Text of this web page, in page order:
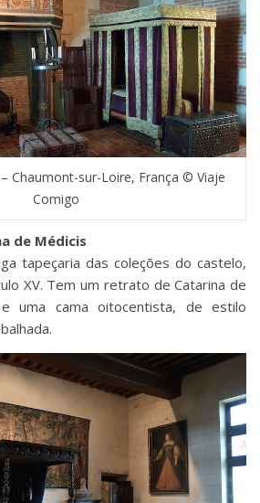
Chaumont-sur-Loire, França © Viaje
Comigo
de Médicis
tapeçaria das coleções do castelo,
XV. Tem um retrato de Catarina de
uma cama oitocentista, de estilo